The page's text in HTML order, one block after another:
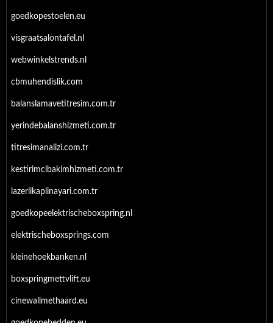
goedkopestoelen.eu
visgraatsalontafel.nl
webwinkelstrends.nl
cbmuhendislik.com
balanslamavetitresim.com.tr
yerindebalanshizmeti.com.tr
titresimanalizi.com.tr
kestirimcibakimhizmeti.com.tr
lazerlikaplinayari.com.tr
goedkopeelektrischeboxspring.nl
elektrischeboxsprings.com
kleinehoekbanken.nl
boxspringmettvlift.eu
cinewallmethaard.eu